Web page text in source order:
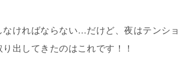
ければならない…だけど、夜はテンショ
出してきたのはこれです！！